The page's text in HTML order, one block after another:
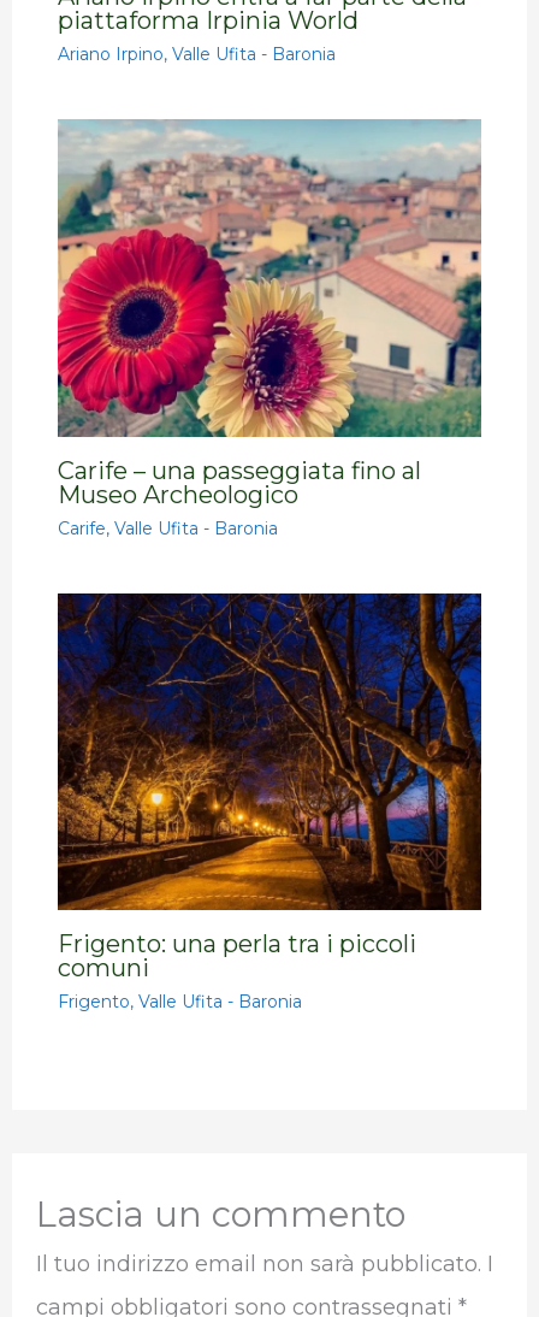
piattaforma Irpinia World
Ariano Irpino,Valle Ufita - Baronia
Carife – una passeggiata fino al
Museo Archeologico
Carife,Valle Ufita - Baronia
Frigento: una perla tra i piccoli
comuni
Frigento,Valle Ufita - Baronia
Lascia un commento
Il tuo indirizzo email non sarà pubblicato. I
campi obbligatori sono contrassegnati *